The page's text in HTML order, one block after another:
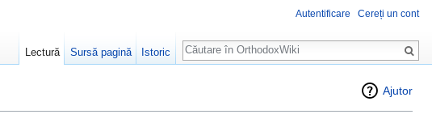
Ajutor
Autentificare Cereți un cont
Lectură Sursă pagină Istoric
Căutare